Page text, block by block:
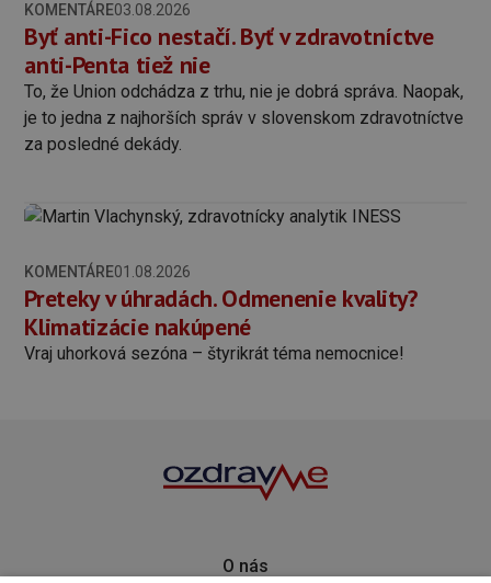
KOMENTÁRE03.08.2026
Byť anti-Fico nestačí. Byť v zdravotníctve
anti-Penta tiež nie
To, že Union odchádza z trhu, nie je dobrá správa. Naopak,
je to jedna z najhorších správ v slovenskom zdravotníctve
za posledné dekády.
KOMENTÁRE01.08.2026
Preteky v úhradách. Odmenenie kvality?
Klimatizácie nakúpené
Vraj uhorková sezóna – štyrikrát téma nemocnice!
O nás